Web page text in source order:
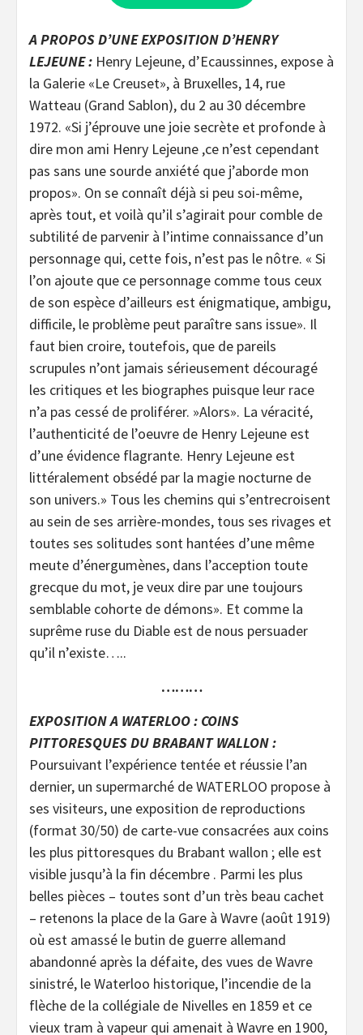
A PROPOS D’UNE EXPOSITION D’HENRY
LEJEUNE : Henry Lejeune, d’Ecaussinnes, expose à
la Galerie «Le Creuset», à Bruxelles, 14, rue
Watteau (Grand Sablon), du 2 au 30 décembre
1972. «Si j’éprouve une joie secrète et profonde à
dire mon ami Henry Lejeune ,ce n’est cependant
pas sans une sourde anxiété que j’aborde mon
propos». On se connaît déjà si peu soi-même,
après tout, et voilà qu’il s’agirait pour comble de
subtilité de parvenir à l’intime connaissance d’un
personnage qui, cette fois, n’est pas le nôtre. « Si
l’on ajoute que ce personnage comme tous ceux
de son espèce d’ailleurs est énigmatique, ambigu,
difficile, le problème peut paraître sans issue». Il
faut bien croire, toutefois, que de pareils
scrupules n’ont jamais sérieusement découragé
les critiques et les biographes puisque leur race
n’a pas cessé de proliférer. »Alors». La véracité,
l’authenticité de l’oeuvre de Henry Lejeune est
d’une évidence flagrante. Henry Lejeune est
littéralement obsédé par la magie nocturne de
son univers.» Tous les chemins qui s’entrecroisent
au sein de ses arrière-mondes, tous ses rivages et
toutes ses solitudes sont hantées d’une même
meute d’énergumènes, dans l’acception toute
grecque du mot, je veux dire par une toujours
semblable cohorte de démons». Et comme la
suprême ruse du Diable est de nous persuader
qu’il n’existe…..
………
EXPOSITION A WATERLOO : COINS
PITTORESQUES DU BRABANT WALLON :
Poursuivant l’expérience tentée et réussie l’an
dernier, un supermarché de WATERLOO propose à
ses visiteurs, une exposition de reproductions
(format 30/50) de carte-vue consacrées aux coins
les plus pittoresques du Brabant wallon ; elle est
visible jusqu’à la fin décembre . Parmi les plus
belles pièces – toutes sont d’un très beau cachet
– retenons la place de la Gare à Wavre (août 1919)
où est amassé le butin de guerre allemand
abandonné après la défaite, des vues de Wavre
sinistré, le Waterloo historique, l’incendie de la
flèche de la collégiale de Nivelles en 1859 et ce
vieux tram à vapeur qui amenait à Wavre en 1900,